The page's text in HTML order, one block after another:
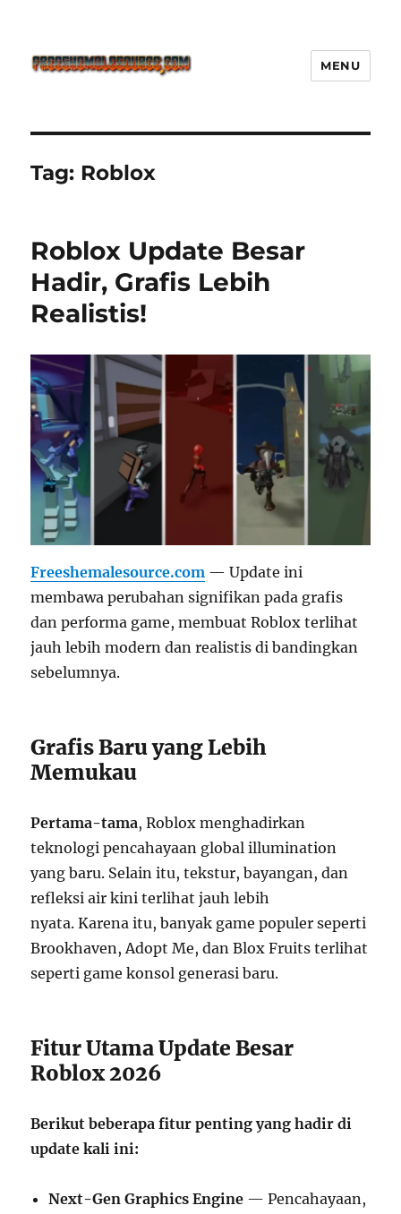
Defense Main Game Ini Pasti
Ketagihan!
MENU
Tag: Roblox
Roblox Update Besar
Hadir, Grafis Lebih
Realistis!
Freeshemalesource.com — Update ini
membawa perubahan signifikan pada grafis
dan performa game, membuat Roblox terlihat
jauh lebih modern dan realistis di bandingkan
sebelumnya.
Grafis Baru yang Lebih
Memukau
Pertama-tama, Roblox menghadirkan
teknologi pencahayaan global illumination
yang baru. Selain itu, tekstur, bayangan, dan
refleksi air kini terlihat jauh lebih
nyata. Karena itu, banyak game populer seperti
Brookhaven, Adopt Me, dan Blox Fruits terlihat
seperti game konsol generasi baru.
Fitur Utama Update Besar
Roblox 2026
Berikut beberapa fitur penting yang hadir di
update kali ini:
Next-Gen Graphics Engine — Pencahayaan,